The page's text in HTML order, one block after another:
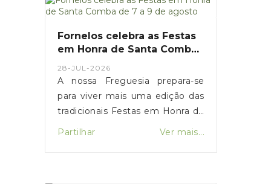
Fornelos celebra as Festas
em Honra de Santa Comba
28-JUL-2026
A nossa Freguesia prepara-se
para viver mais uma edição das
tradicionais Festas em Honra de
Terreiro do Solar da Luz.Durante
Partilhar Ver mais...